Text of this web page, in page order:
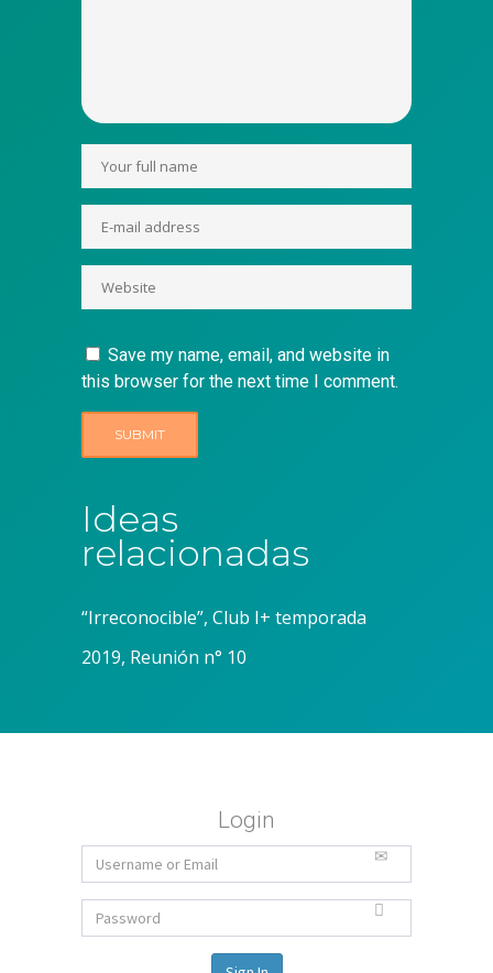
Save my name, email, and website in
this browser for the next time I comment.
Ideas
relacionadas
“Irreconocible”, Club I+ temporada
2019, Reunión n° 10
Login